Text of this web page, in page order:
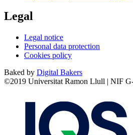
Legal
Legal notice
Personal data protection
Cookies policy
Baked by Digital Bakers
©2019 Universitat Ramon Llull | NIF